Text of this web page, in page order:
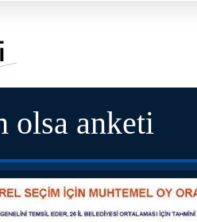
olsa anketi